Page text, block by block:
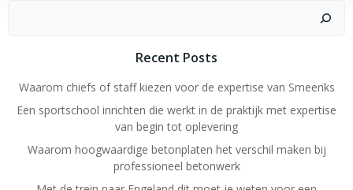
Recent Posts
Waarom chiefs of staff kiezen voor de expertise van Smeenks
Een sportschool inrichten die werkt in de praktijk met expertise
van begin tot oplevering
Waarom hoogwaardige betonplaten het verschil maken bij
professioneel betonwerk